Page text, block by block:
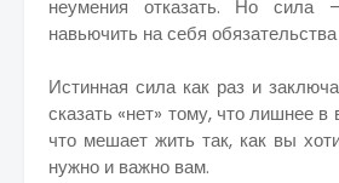
неумения отказать. Но сила
навьючить на себя
Истинная сила как раз и
сказать «нет» тому, что лишнее
что мешает жить так, как вы
нужно и важно вам.